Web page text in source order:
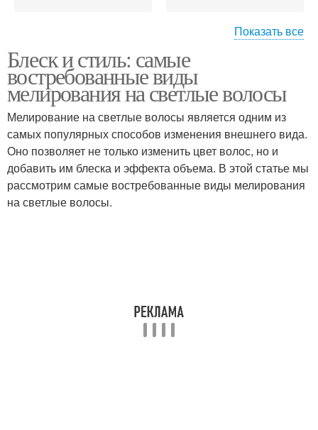
мелировании
Мелирования на белые
Волосы для блондинок
Мелирования для
блондинок
Показать все
Блеск и стиль: самые
востребованные виды
мелирования на светлые волосы
Мелирование на светлые волосы является одним из
самых популярных способов изменения внешнего вида.
Оно позволяет не только изменить цвет волос, но и
добавить им блеска и эффекта объема. В этой статье мы
рассмотрим самые востребованные виды мелирования
на светлые волосы.